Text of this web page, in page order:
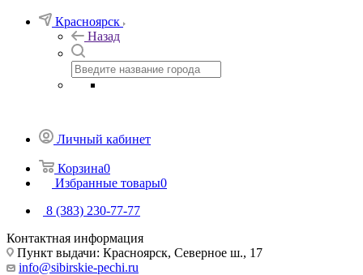
Красноярск
Назад
Личный кабинет
Корзина0
Избранные товары0
8 (383) 230-77-77
Контактная информация
Пункт выдачи: Красноярск, Северное ш., 17
info@sibirskie-pechi.ru